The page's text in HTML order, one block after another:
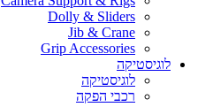
Dolly & Sliders
Jib & Crane
Grip Accessories
לוגיסטיקה
לוגיסטיקה
רכבי הפקה